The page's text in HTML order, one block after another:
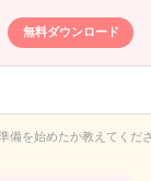
無料ダウンロード
備を始めたか教えてくだ